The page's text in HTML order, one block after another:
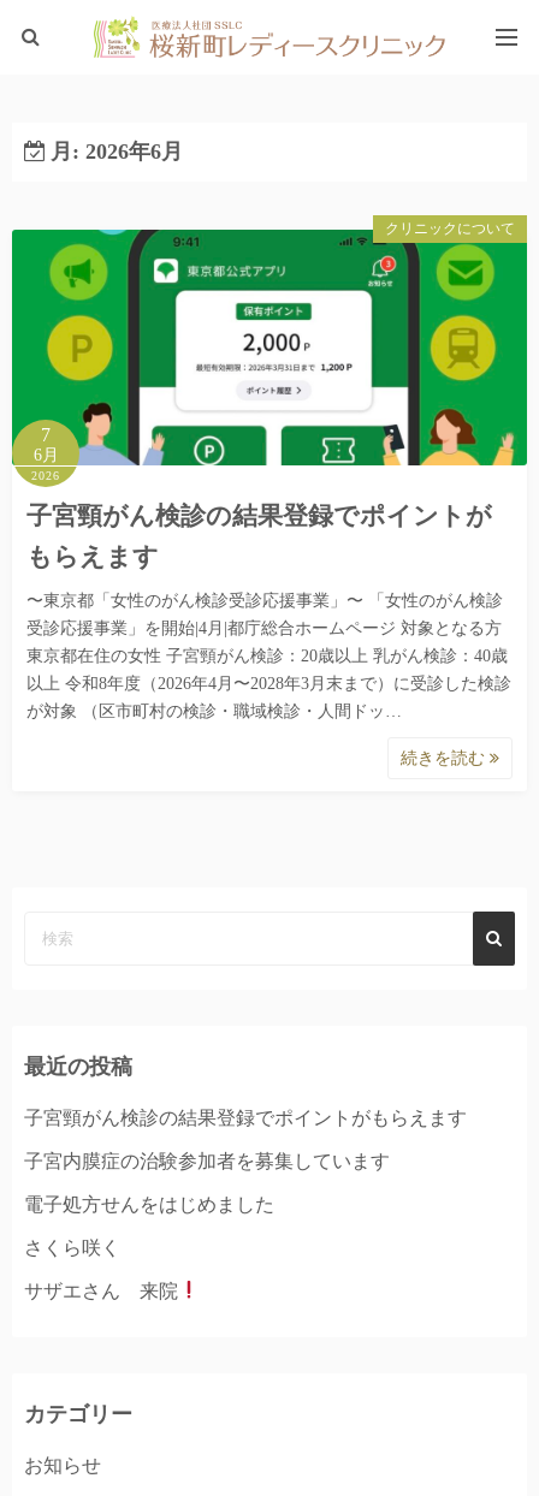
ブログTOP
月: 2026年6月
クリニックについて
7
6月
2026
子宮頸がん検診の結果登録でポイントが
もらえます
〜東京都「女性のがん検診受診応援事業」〜 「女性のがん検診
受診応援事業」を開始|4月|都庁総合ホームページ 対象となる方
東京都在住の女性 子宮頸がん検診：20歳以上 乳がん検診：40歳
以上 令和8年度（2026年4月〜2028年3月末まで）に受診した検診
が対象 （区市町村の検診・職域検診・人間ドッ…
続きを読む
最近の投稿
子宮頸がん検診の結果登録でポイントがもらえます
子宮内膜症の治験参加者を募集しています
電子処方せんをはじめました
さくら咲く
サザエさん 来院
カテゴリー
お知らせ